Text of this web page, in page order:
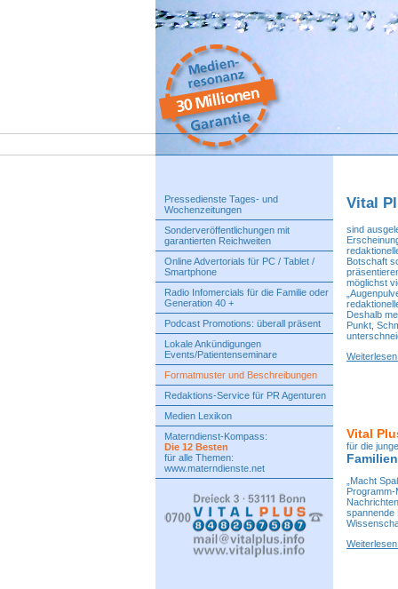
Pressedienste Tages- und
Wochenzeitungen
Sonderveröffentlichungen mit
garantierten Reichweiten
Online Advertorials für PC / Tablet /
Smartphone
Radio Infomercials für die Familie oder
Generation 40 +
Podcast Promotions: überall präsent
Lokale Ankündigungen
Events/Patientenseminare
Formatmuster und Beschreibungen
Redaktions-Service für PR Agenturen
Medien Lexikon
Materndienst-Kompass:
Die 12 Besten
für alle Themen:
www.materndienste.net
Vital
sind
Botschaft
möglichst
Deshalb
Punkt,
Vital
für die
„Macht
Programm-
spannende